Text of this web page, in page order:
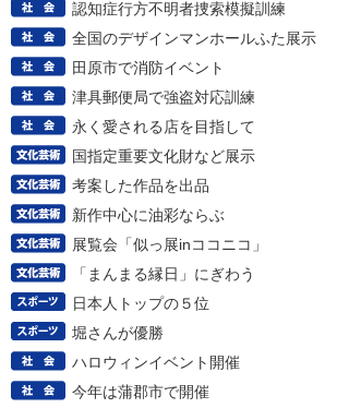
認知症行方不明者捜索模擬訓練
全国のデザインマンホールふた展示
田原市で消防イベント
津具郵便局で強盗対応訓練
永く愛される店を目指して
国指定重要文化財など展示
考案した作品を出品
新作中心に油彩ならぶ
展覧会「似っ展inココニコ」
「まんまる縁日」にぎわう
日本人トップの５位
堀さんが優勝
ハロウィンイベント開催
今年は蒲郡市で開催